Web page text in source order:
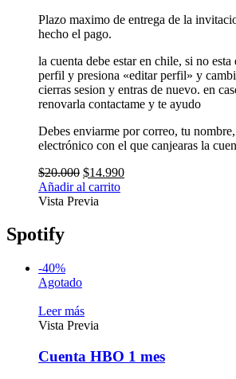
Plazo maximo de entrega de la
hecho el pago.
la cuenta debe estar en chile, si no
perfil y presiona «editar perfil» y
cierras sesion y entras de nuevo. en
renovarla contactame y te ayudo
Debes enviarme por correo, tu
electrónico con el que canjearas la
$20.000 $14.990
Añadir al carrito
Vista Previa
Spotify
-40%
Agotado
Leer más
Vista Previa
Cuenta HBO 1 mes